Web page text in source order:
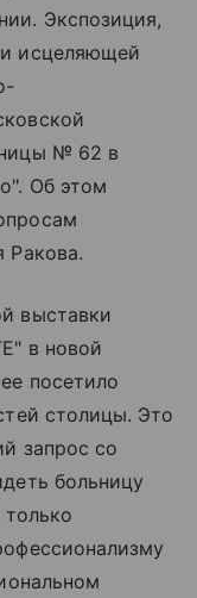
Экспозиция,
исцеляющей
№ 62 в
Об этом
Ракова.
выставки
в новой
посетило
столицы. Это
запрос со
больницу